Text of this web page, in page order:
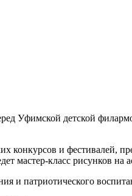
Уфимской детской
конкурсов и фестивалей,
мастер-класс рисунков на
и патриотического